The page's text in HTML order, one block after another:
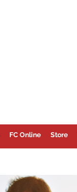
FC Online Store